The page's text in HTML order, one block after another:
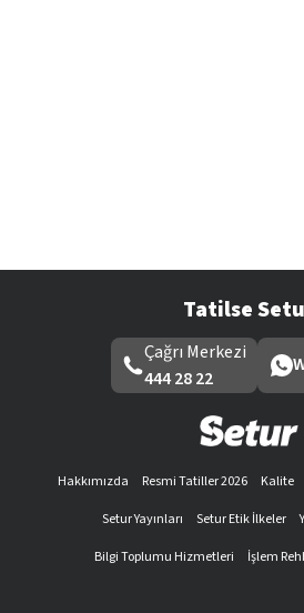
Tatilse
Çağrı Merkezi
444 28 22
Hakkımızda Resmi Tatiller 2026 Kalite
Setur Yayınları
Setur Etik İlkeler
Bilgi Toplumu Hizmetleri
İşlem